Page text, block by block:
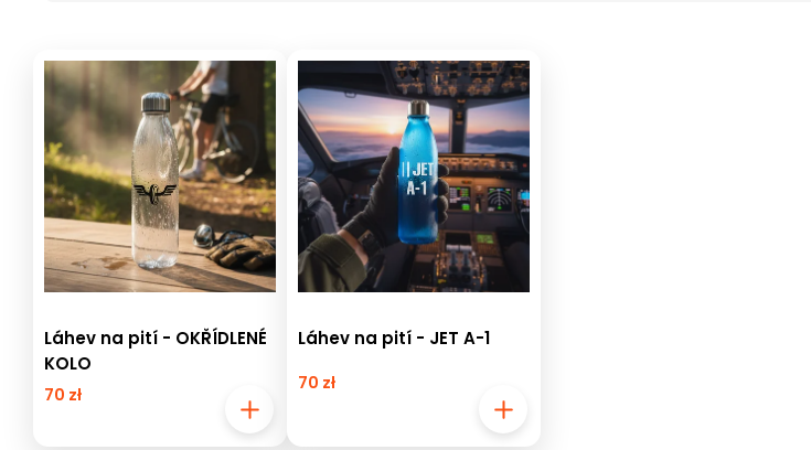
Láhev na pití - OKŘÍDLENÉ
KOLO
70 zł
Láhev na pití - JET A-1
70 zł